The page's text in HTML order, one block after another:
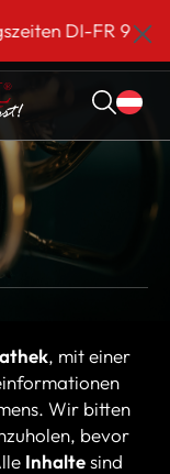
DI-FR 9 bis
, mit einer
Wir bitten
bevor
Inhaltesind